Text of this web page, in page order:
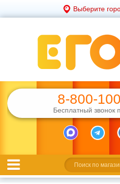
Выберите
8-800-
Бесплатный звонок